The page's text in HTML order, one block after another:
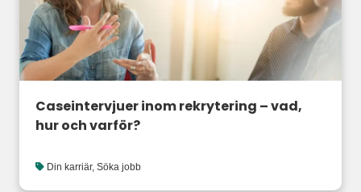
Caseintervjuer inom rekrytering – vad,
hur och varför?
Din karriär, Söka jobb